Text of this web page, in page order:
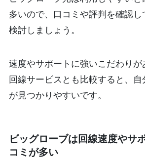
多いので、口コミや評判を確認し
検討しましょう。
速度やサポートに強いこだわり
回線サービスとも比較すると、
が見つかりやすいです。
ビッグローブは回線速度やサ
コミが多い